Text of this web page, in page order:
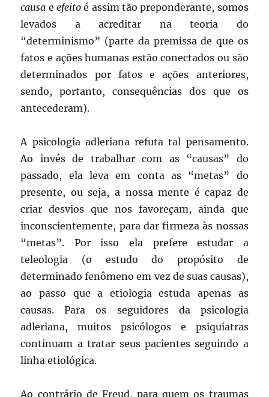
causa eefeito é assim tão preponderante, somos
levados a acreditar na teoria do
“determinismo” (parte da premissa de que os
fatos e ações humanas estão conectados ou são
determinados por fatos e ações anteriores,
sendo, portanto, consequências dos que os
antecederam).
A psicologia adleriana refuta tal pensamento.
Ao invés de trabalhar com as “causas” do
passado, ela leva em conta as “metas” do
presente, ou seja, a nossa mente é capaz de
criar desvios que nos favoreçam, ainda que
inconscientemente, para dar firmeza às nossas
“metas”. Por isso ela prefere estudar a
teleologia (o estudo do propósito de
determinado fenômeno em vez de suas causas),
ao passo que a etiologia estuda apenas as
causas. Para os seguidores da psicologia
adleriana, muitos psicólogos e psiquiatras
continuam a tratar seus pacientes seguindo a
linha etiológica.
Ao contrário de Freud, para quem os traumas